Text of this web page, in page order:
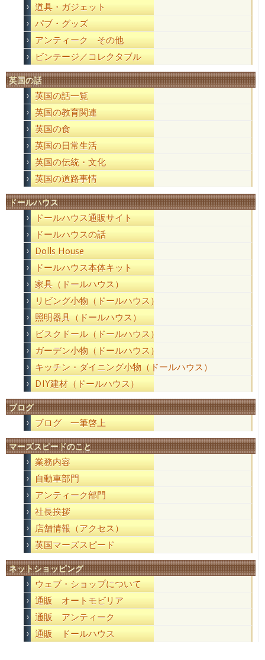
道具・ガジェット
パブ・グッズ
アンティーク その他
ビンテージ／コレクタブル
英国の話
英国の話一覧
英国の教育関連
英国の食
英国の日常生活
英国の伝統・文化
英国の道路事情
ドールハウス
ドールハウス通販サイト
ドールハウスの話
Dolls House
ドールハウス本体キット
家具（ドールハウス）
リビング小物（ドールハウス）
照明器具（ドールハウス）
ビスクドール（ドールハウス）
ガーデン小物（ドールハウス）
キッチン・ダイニング小物（ドールハウス）
DIY建材（ドールハウス）
ブログ
ブログ 一筆啓上
マーズスピードのこと
業務内容
自動車部門
アンティーク部門
社長挨拶
店舗情報（アクセス）
英国マーズスピード
ネットショッピング
ウェブ・ショップについて
通販 オートモビリア
通販 アンティーク
通販 ドールハウス